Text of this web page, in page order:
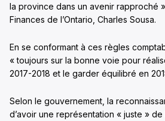
la province dans un avenir rapproché
Finances de l’Ontario, Charles Sousa.
En se conformant à ces règles
« toujours sur la bonne voie pour
2017-2018 et le garder équilibré en
Selon le gouvernement, la
d’avoir une représentation « juste »